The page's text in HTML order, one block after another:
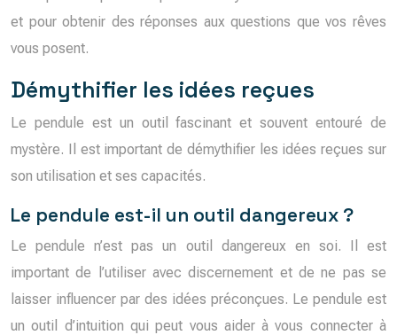
et pour obtenir des réponses aux questions que vos rêves
vous posent.
Démythifier les idées reçues
Le pendule est un outil fascinant et souvent entouré de
mystère. Il est important de démythifier les idées reçues sur
son utilisation et ses capacités.
Le pendule est-il un outil dangereux ?
Le pendule n’est pas un outil dangereux en soi. Il est
important de l’utiliser avec discernement et de ne pas se
laisser influencer par des idées préconçues. Le pendule est
un outil d’intuition qui peut vous aider à vous connecter à